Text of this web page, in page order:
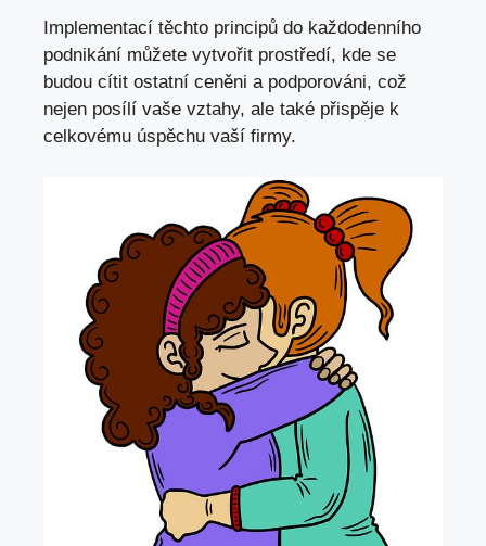
Implementací těchto principů do každodenního
podnikání můžete vytvořit prostředí, kde se
budou cítit ostatní ceněni a podporováni, což
nejen posílí vaše vztahy, ale také přispěje k
celkovému úspěchu vaší firmy.